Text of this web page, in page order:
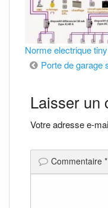
Norme electrique
de
l’article
Porte de garage
Laisser un
Votre adresse e-
Commentaire *